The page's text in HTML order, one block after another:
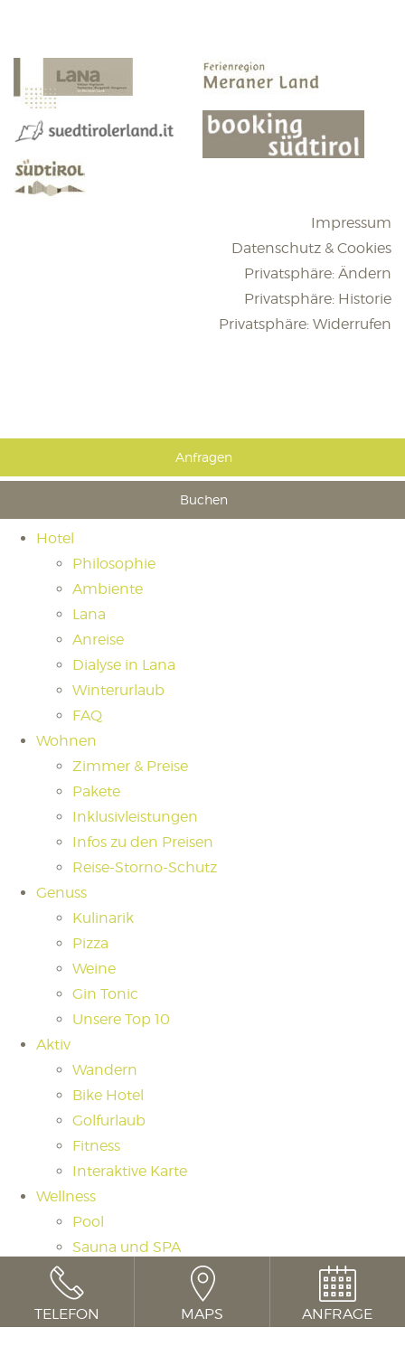
Impressum
Datenschutz & Cookies
Privatsphäre: Ändern
Privatsphäre: Historie
Privatsphäre: Widerrufen
TELEFON MAPS ANFRAGE
Anfragen
Buchen
Hotel
Philosophie
Ambiente
Lana
Anreise
Dialyse in Lana
Winterurlaub
FAQ
Wohnen
Zimmer & Preise
Pakete
Inklusivleistungen
Infos zu den Preisen
Reise-Storno-Schutz
Genuss
Kulinarik
Pizza
Weine
Gin Tonic
Unsere Top 10
Aktiv
Wandern
Bike Hotel
Golfurlaub
Fitness
Interaktive Karte
Wellness
Pool
Sauna und SPA
Massagen und Beauty
Day Spa